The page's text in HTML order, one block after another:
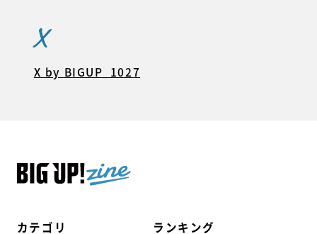
カテゴリ ランキング
X
X by BIGUP_1027